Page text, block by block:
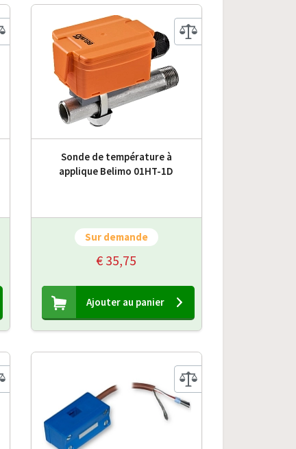
Sonde de température à
applique Belimo 01HT-1D
Sur demande
€ 35,75
Ajouter au panier